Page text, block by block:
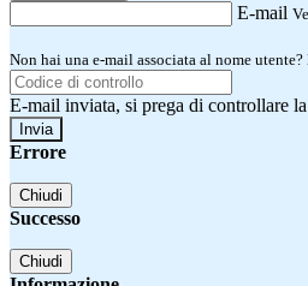
E-mail
Non hai una e-mail associata al nome
E-mail inviata, si prega di controllare
Errore
Chiudi
Successo
Chiudi